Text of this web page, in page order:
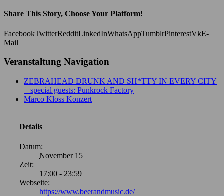
Share This Story, Choose Your Platform!
FacebookTwitterRedditLinkedInWhatsAppTumblrPinterestVkE-
Mail
Veranstaltung Navigation
ZEBRAHEAD DRUNK AND SH*TTY IN EVERY CITY
+ special guests: Punkrock Factory
Marco Kloss Konzert
Details
Datum:
November 15
Zeit:
17:00 - 23:59
Webseite:
https://www.beerandmusic.de/